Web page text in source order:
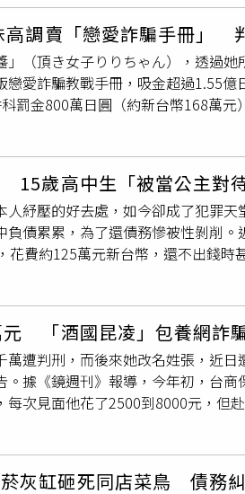
賣給賣淫集團，她去香港跟澳門接
本不算罕見，有人欠1千萬（約新
愛詐騙讓許多女性被洗腦，以為真
而半強迫消費已成為常態。還有
岸，因為沒錢贖身，她不想賣，因
高調賣「戀愛詐騙手冊」
」（頂き女子りりちゃん），透過
愛詐騙教戰手冊，吸金超過1.55
罰金800萬日圓（約新台幣168萬
定要把被詐騙的錢向她追討回來」
400多萬日元（約台幣84萬元），
難關，也從此開始了她的戀愛詐騙
年3月向1名50多歲男子謊稱欠
詐財，直到2023年8月，她共向3
」在網上販售，專門教年輕女姓
能讓男生乖乖掏腰包進貢，推出
名男人交往的經驗、教女生如何
，第一種是孤獨的人，第二種是沒
五種則是有不擅長理財的人。渡邊
自己產生信賴感，第二，要時時暗
裝」拒絕，第三則是在收下金錢後
的20歲年輕女性因詐騙成功獲利約
於審理中指出，「犯嫌利用想找
莉醬』的稱號在社會上廣泛傳播
郎利用，她也有身為被害者的一
向被害者謝罪，稱「我背叛了被害者
15歲高中生「被當公主對
紓壓的好去處，如今卻成了犯罪天
債累累，為了還債務慘被性剝削
花費約125萬元新台幣，還不出錢時
船。根據《產經新聞》報導，這
年4月至5月，他明知一名高一女學
的信用卡與祖母的存款消費，總計
沒錢消費時還曾下海賣淫賺錢。少
言蜜語讓她暈船，但她後來發現，
男公關，當然要讓客人有心動的
嫌疑逮捕。日本惡質牛郎店猖獗，許
被對方逼迫下海、甚至被安排到
升到160萬圓，約34萬元新台幣，當
法，這些牛郎都會推薦身陷債務的女
「酒國昆凌」包養網詐
萬遭判刑，而後來她改名姓張，近
。據《鏡週刊》報導，今年初，台
次見面他花了2500到8000元，但
再有往來，讓他覺得這跟嫖妓沒兩
原以為春天來了，沒想到張女曾用
緩刑2年。張女跟保羅說，她本來要
張清堂是她三哥，一路看她長大。
灰缸砸死同店菜鳥 債務